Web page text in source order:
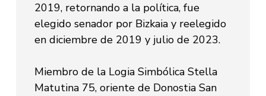
2019, retornando a la política, fue
elegido senador por Bizkaia y reelegido
en diciembre de 2019 y julio de 2023.
Miembro de la Logia Simbólica Stella
Matutina 75, oriente de Donostia San